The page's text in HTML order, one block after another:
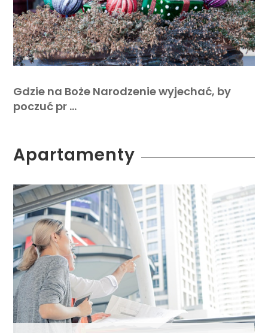
Gdzie na Boże Narodzenie wyjechać, by
poczuć pr …
Apartamenty